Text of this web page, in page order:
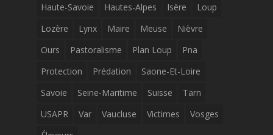
Haute-Savoie
Hautes-Alpes Isère
Loup
Lozère
Lynx Maire Meuse
Nièvre
Ours
Pastoralisme Plan Loup
Pna
Protection
Prédation
Saone-Et-Loire
Savoie
Seine-Maritime Suisse
Tarn
USAPR
Var Vaucluse Victimes
Vosges